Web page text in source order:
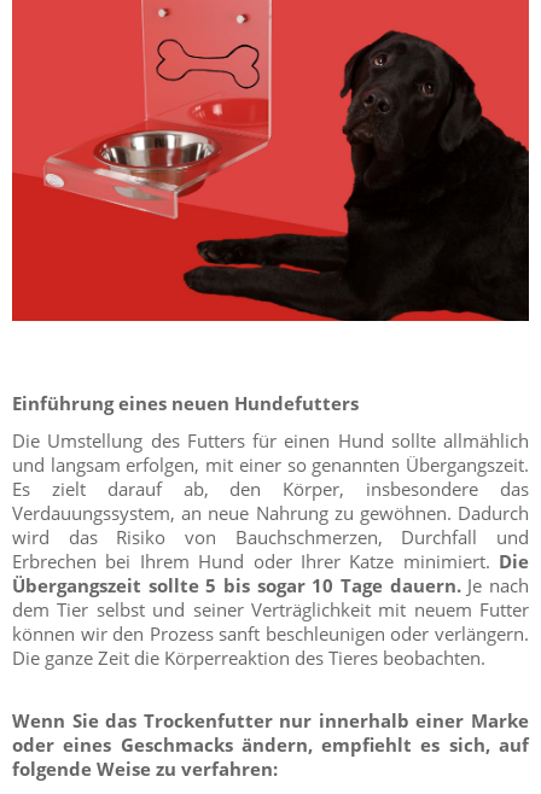
Einführung eines neuen Hundefutters
Die Umstellung des Futters für einen Hund sollte allmählich
und langsam erfolgen, mit einer so genannten Übergangszeit.
Es zielt darauf ab, den Körper, insbesondere das
Verdauungssystem, an neue Nahrung zu gewöhnen. Dadurch
wird das Risiko von Bauchschmerzen, Durchfall und
Erbrechen bei Ihrem Hund oder Ihrer Katze minimiert. Die
Übergangszeit sollte 5 bis sogar 10 Tage dauern.Je nach
dem Tier selbst und seiner Verträglichkeit mit neuem Futter
können wir den Prozess sanft beschleunigen oder verlängern.
Die ganze Zeit die Körperreaktion des Tieres beobachten.
Wenn Sie das Trockenfutter nur innerhalb einer Marke
oder eines Geschmacks ändern, empfiehlt es sich, auf
folgende Weise zu verfahren: